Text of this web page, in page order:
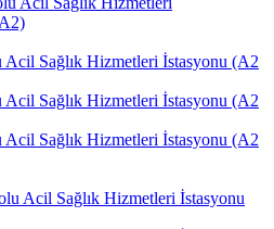
Sağlık Hizmetleri İstasyonu (A2
Sağlık Hizmetleri İstasyonu (A2
Sağlık Hizmetleri İstasyonu (A2
Acil Sağlık Hizmetleri İstasyonu